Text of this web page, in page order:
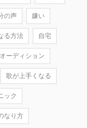
の声 嫌い
る方法 自宅
ーディション
歌が上手くなる
ック
なり方